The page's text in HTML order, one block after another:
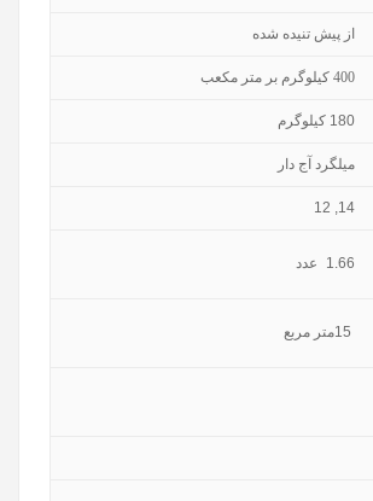
از پیش تنیده شده
400 کیلوگرم بر متر مکعب
180 کیلوگرم
میلگرد آج دار
12 ,14
1.66 عدد
15متر مربع